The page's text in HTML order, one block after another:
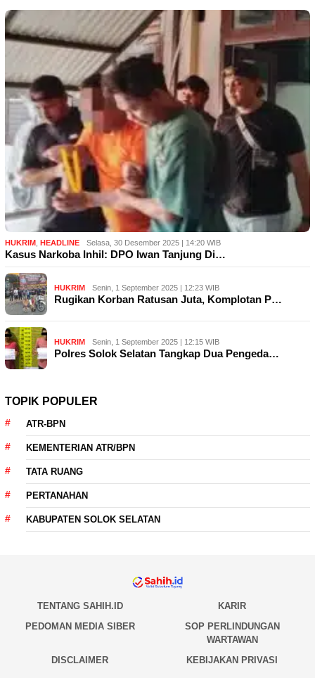
HUKRIM HEADLINE Selasa, 30 Desember 2025 | 14:20 WIB
Kasus Narkoba Inhil: DPO Iwan Tanjung Di…
HUKRIM Senin, 1 September 2025 | 12:23 WIB
Rugikan Korban Ratusan Juta, Komplotan P…
HUKRIM Senin, 1 September 2025 | 12:15 WIB
Polres Solok Selatan Tangkap Dua Pengeda…
TOPIK POPULER
ATR-BPN
KEMENTERIAN ATR/BPN
TATA RUANG
PERTANAHAN
KABUPATEN SOLOK SELATAN
TENTANG SAHIH.ID
KARIR
PEDOMAN MEDIA SIBER
SOP PERLINDUNGAN
WARTAWAN
DISCLAIMER
KEBIJAKAN PRIVASI